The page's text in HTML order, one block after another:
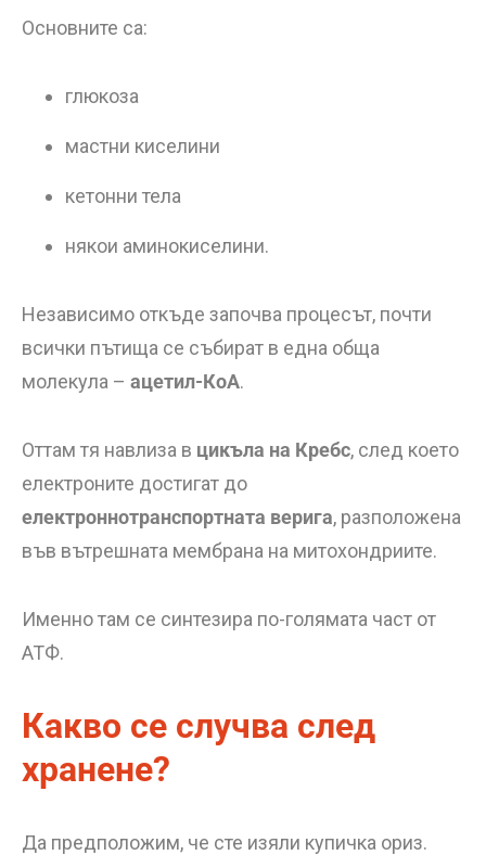
Основните са:
глюкоза
мастни киселини
кетонни тела
някои аминокиселини.
Независимо откъде започва процесът, почти
всички пътища се събират в една обща
молекула – ацетил-КоА.
Оттам тя навлиза в цикъла на Кребс, след което
електроните достигат до
електроннотранспортната верига, разположена
във вътрешната мембрана на митохондриите.
Именно там се синтезира по-голямата част от
АТФ.
Какво се случва след
хранене?
Да предположим, че сте изяли купичка ориз.